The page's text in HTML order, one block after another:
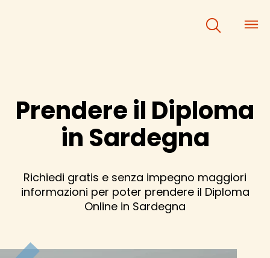
×
×
Prendere il Diploma
in Sardegna
Richiedi gratis e senza impegno maggiori
informazioni per poter prendere il Diploma
Online in Sardegna